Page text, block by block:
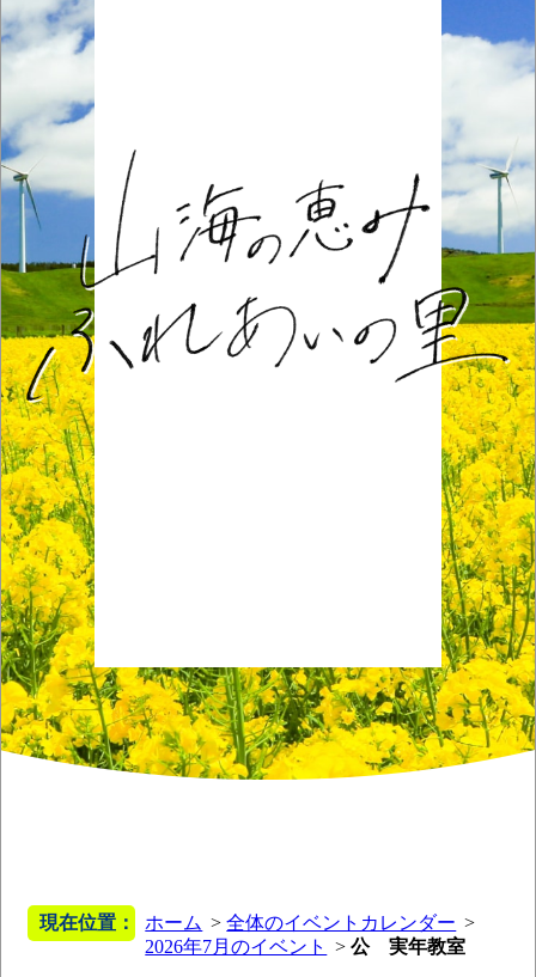
現在位置： ホーム
全体のイベントカレンダー
2026年7月のイベント
公 実年教室